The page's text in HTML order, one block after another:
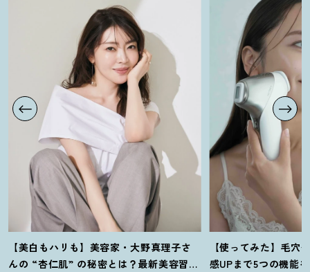
【美白もハリも】美容家・大野真理子さ
んの “杏仁肌” の秘密とは ？ 最新美容習慣
【使ってみた】毛穴
感UPまで5つの機能